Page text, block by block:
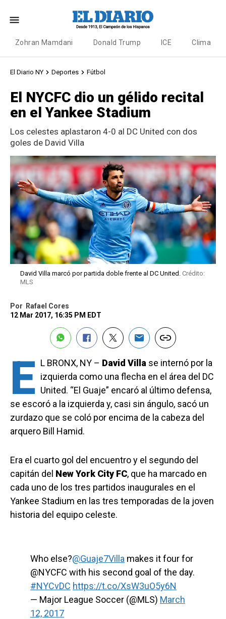
Zohran Mamdani Donald Trump ICE Clima
El Diario NY Deportes Fútbol
El NYCFC dio un gélido recital
en el Yankee Stadium
Los celestes aplastaron 4-0 al DC United con dos
goles de David Villa
David Villa marcó por partida doble frente al DC United. Crédito:
MLS
Por
Rafael Cores
12 Mar 2017, 16:35 PM EDT
E L BRONX, NY – David Villa se internó por la
izquierda como una flecha en el área del DC
United. “El Guaje” encaró al último defensa,
se escoró a la izquierda y, casi sin ángulo, sacó un
zurdazo que se coló por encima de la cabeza del
arquero Bill Hamid.
Era el cuarto gol del encuentro y el segundo del
capitán del New York City FC, que ha marcado en
cada uno de los tres partidos inaugurales en el
Yankee Stadium en las tres temporadas de la joven
historia del equipo celeste.
Who else?@Guaje7Villa makes it four for
@NYCFC with his second goal of the day.
#NYCvDC https://t.co/XsW3uO5y6N
— Major League Soccer (@MLS) March
12, 2017